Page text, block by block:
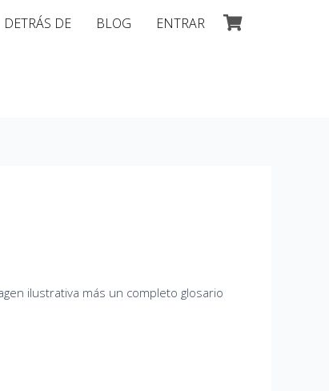
DETRÁS DE BLOG ENTRAR
ilustrativa más un completo glosario